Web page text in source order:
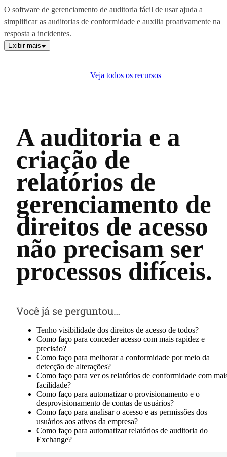
O software de gerenciamento de auditoria fácil de usar ajuda a
simplificar as auditorias de conformidade e auxilia proativamente na
resposta a incidentes.
Exibir mais
Veja todos os recursos
A auditoria e a
criação de
relatórios de
gerenciamento de
direitos de acesso
não precisam ser
processos difíceis.
Você já se perguntou…
Tenho visibilidade dos direitos de acesso de todos?
Como faço para conceder acesso com mais rapidez e
precisão?
Como faço para melhorar a conformidade por meio da
detecção de alterações?
Como faço para ver os relatórios de conformidade com
facilidade?
Como faço para automatizar o provisionamento e o
desprovisionamento de contas de usuários?
Como faço para analisar o acesso e as permissões dos
usuários aos ativos da empresa?
Como faço para automatizar relatórios de auditoria do
Exchange?